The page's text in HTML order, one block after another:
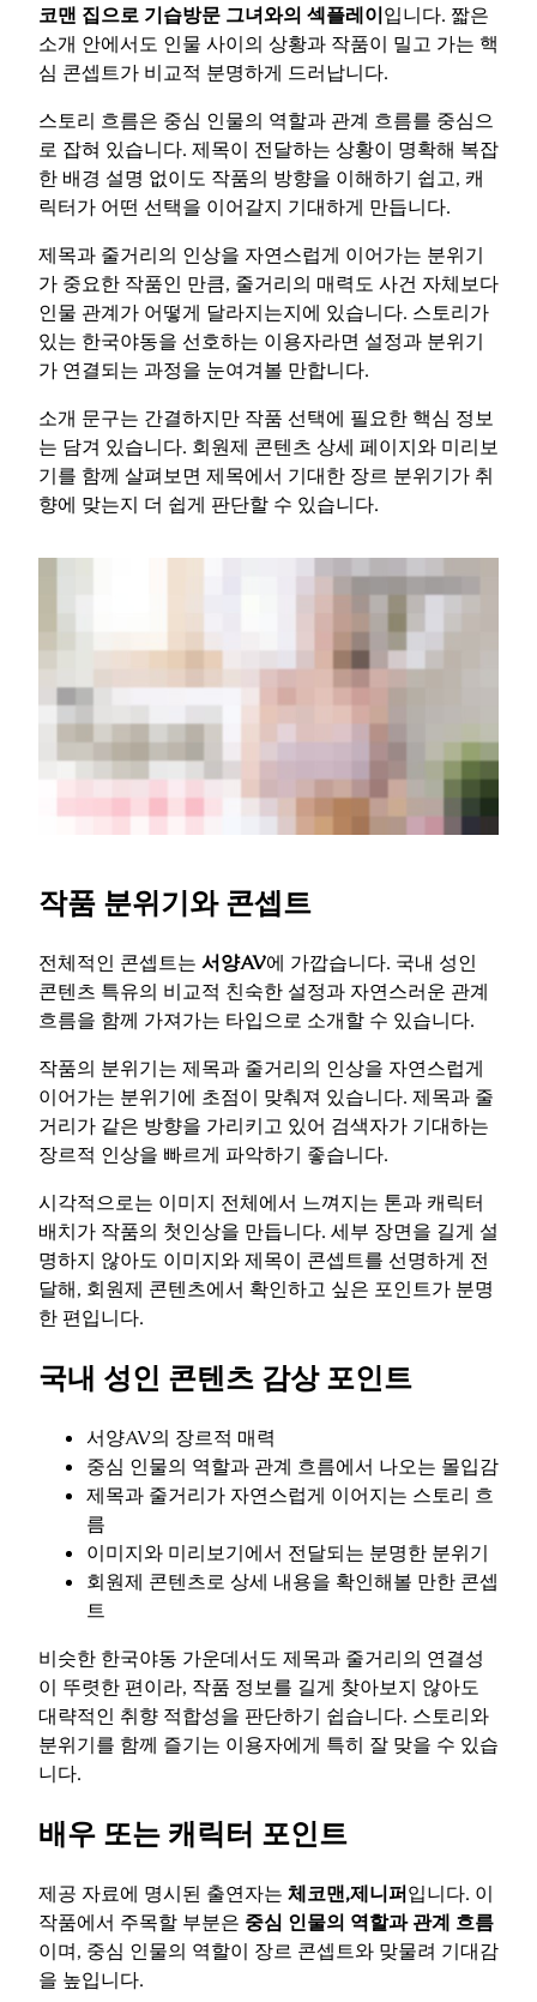
코맨 집으로 기습방문 그녀와의 섹플레이입니다. 짧은
소개 안에서도 인물 사이의 상황과 작품이 밀고 가는 핵
심 콘셉트가 비교적 분명하게 드러납니다.
스토리 흐름은 중심 인물의 역할과 관계 흐름를 중심으
로 잡혀 있습니다. 제목이 전달하는 상황이 명확해 복잡
한 배경 설명 없이도 작품의 방향을 이해하기 쉽고, 캐
릭터가 어떤 선택을 이어갈지 기대하게 만듭니다.
제목과 줄거리의 인상을 자연스럽게 이어가는 분위기
가 중요한 작품인 만큼, 줄거리의 매력도 사건 자체보다
인물 관계가 어떻게 달라지는지에 있습니다. 스토리가
있는 한국야동을 선호하는 이용자라면 설정과 분위기
가 연결되는 과정을 눈여겨볼 만합니다.
소개 문구는 간결하지만 작품 선택에 필요한 핵심 정보
는 담겨 있습니다. 회원제 콘텐츠 상세 페이지와 미리보
기를 함께 살펴보면 제목에서 기대한 장르 분위기가 취
향에 맞는지 더 쉽게 판단할 수 있습니다.
작품 분위기와 콘셉트
전체적인 콘셉트는 서양AV에 가깝습니다. 국내 성인
콘텐츠 특유의 비교적 친숙한 설정과 자연스러운 관계
흐름을 함께 가져가는 타입으로 소개할 수 있습니다.
작품의 분위기는 제목과 줄거리의 인상을 자연스럽게
이어가는 분위기에 초점이 맞춰져 있습니다. 제목과 줄
거리가 같은 방향을 가리키고 있어 검색자가 기대하는
장르적 인상을 빠르게 파악하기 좋습니다.
시각적으로는 이미지 전체에서 느껴지는 톤과 캐릭터
배치가 작품의 첫인상을 만듭니다. 세부 장면을 길게 설
명하지 않아도 이미지와 제목이 콘셉트를 선명하게 전
달해, 회원제 콘텐츠에서 확인하고 싶은 포인트가 분명
한 편입니다.
국내 성인 콘텐츠 감상 포인트
서양AV의 장르적 매력
중심 인물의 역할과 관계 흐름에서 나오는 몰입감
제목과 줄거리가 자연스럽게 이어지는 스토리 흐
름
이미지와 미리보기에서 전달되는 분명한 분위기
회원제 콘텐츠로 상세 내용을 확인해볼 만한 콘셉
트
비슷한 한국야동 가운데서도 제목과 줄거리의 연결성
이 뚜렷한 편이라, 작품 정보를 길게 찾아보지 않아도
대략적인 취향 적합성을 판단하기 쉽습니다. 스토리와
분위기를 함께 즐기는 이용자에게 특히 잘 맞을 수 있습
니다.
배우 또는 캐릭터 포인트
제공 자료에 명시된 출연자는 체코맨,제니퍼입니다. 이
작품에서 주목할 부분은 중심 인물의 역할과 관계 흐름
이며, 중심 인물의 역할이 장르 콘셉트와 맞물려 기대감
을 높입니다.